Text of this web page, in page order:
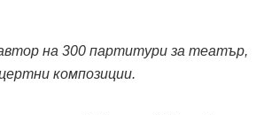
на 300 партитури за театър,
композиции.